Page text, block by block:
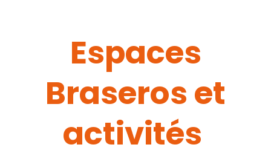
Espaces
Braseros et
activités